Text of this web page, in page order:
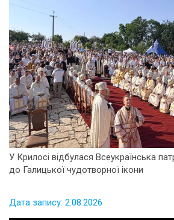
У Крилосі відбулася Всеукраїнська
до Галицької чудотворної ікони
Дата запису: 2.08.2026